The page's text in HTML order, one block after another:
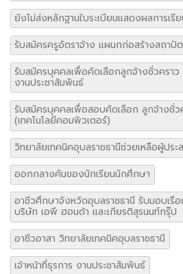
ยังไม่ส่งหลักฐานใบระเบียนแสดงผลการเรี
รับสมัครครูอัตราจ้าง แผนกก่อสร้างสถาปั
รับสมัครบุคคลเพื่อคัดเลือกลูกจ้างชั่วคราว
งานประชาสัมพันธ์
รับสมัครบุคคลเพื่อสอบคัดเลือก ลูกจ้างชั่ว
(เทคโนโลยีคอมพิวเตอร์)
วิทยาลัยเทคนิคอุบลราชธานีช่วยเหลือผู้ปร
ออกกลางคันของนักเรียนนักศึกษา
อาชีวศึกษาจังหวัดอุบลราชธานี รับมอบเรื
บริษัท เอพี ฮอนด้า และเกียรติสุรนนท์กรุ๊ป
อาชีวอาสา วิทยาลัยเทคนิคอุบลราชธานี
เจ้าหน้าที่ธุรการ งานประชาสัมพันธ์